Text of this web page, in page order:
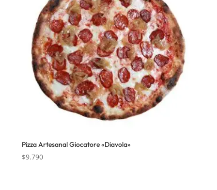
Pizza Artesanal Giocatore «Diavola»
$9.790